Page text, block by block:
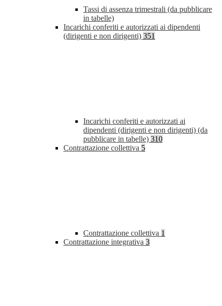
Tassi di assenza trimestrali (da pubblicare
in tabelle)
Incarichi conferiti e autorizzati ai dipendenti
(dirigenti e non dirigenti) 351
Incarichi conferiti e autorizzati ai
dipendenti (dirigenti e non dirigenti) (da
pubblicare in tabelle) 310
Contrattazione collettiva 5
Contrattazione collettiva 1
Contrattazione integrativa 3